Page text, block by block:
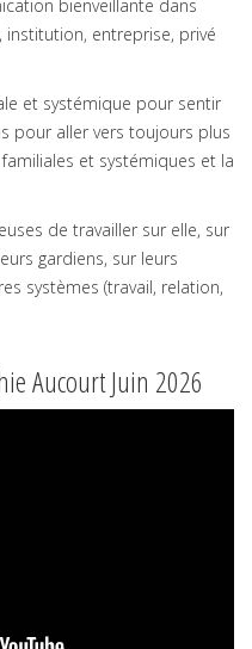
bienveillante dans
entreprise, privé
et systémique pour sentir
pour aller vers toujours plus
et systémiques et la
de travailler sur elle, sur
gardiens, sur leurs
systèmes (travail, relation,
Aucourt Juin 2026